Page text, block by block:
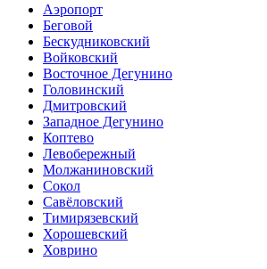
Аэропорт
Беговой
Бескудниковский
Войковский
Восточное Дегунино
Головинский
Дмитровский
Западное Дегунино
Коптево
Левобережный
Молжаниновский
Сокол
Савёловский
Тимирязевский
Хорошевский
Ховрино